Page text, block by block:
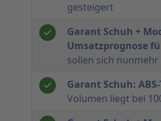
gesteigert
Garant Schuh +
Umsatzprognose
sollen sich
Garant Schuh:
Volumen liegt bei